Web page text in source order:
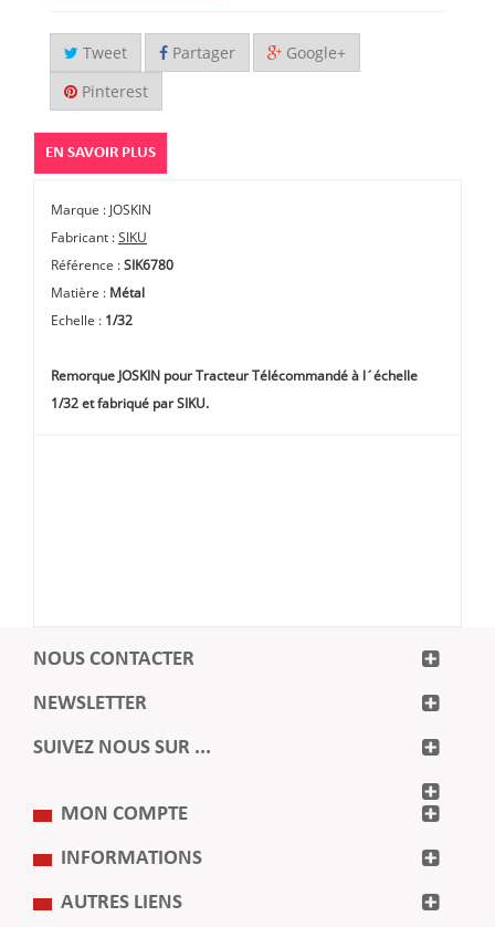
Tweet Partager Google+
Pinterest
EN SAVOIR PLUS
Marque : JOSKIN
Fabricant : SIKU
Référence : SIK6780
Matière : Métal
Echelle : 1/32
Remorque JOSKIN pour Tracteur Télécommandé à l´échelle
1/32 et fabriqué par SIKU.
NOUS CONTACTER
NEWSLETTER
SUIVEZ NOUS SUR ...
MON COMPTE
INFORMATIONS
AUTRES LIENS